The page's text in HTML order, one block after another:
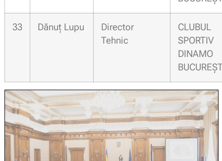
33 Dănuț Lupu
Director
Tehnic
CLUBUL
SPORTIV
DINAMO